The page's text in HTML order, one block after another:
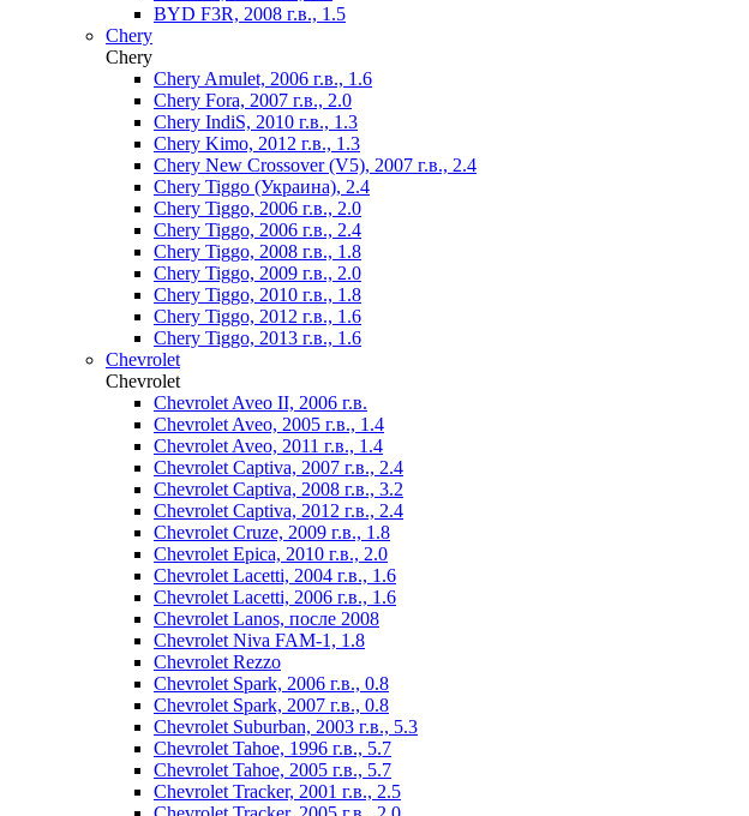
BYD F3R, 2008 г.в., 1.5
Chery
Chery
Chery Amulet, 2006 г.в., 1.6
Chery Fora, 2007 г.в., 2.0
Chery IndiS, 2010 г.в., 1.3
Chery Kimo, 2012 г.в., 1.3
Chery New Crossover (V5), 2007 г.в., 2.4
Chery Tiggo (Украина), 2.4
Chery Tiggo, 2006 г.в., 2.0
Chery Tiggo, 2006 г.в., 2.4
Chery Tiggo, 2008 г.в., 1.8
Chery Tiggo, 2009 г.в., 2.0
Chery Tiggo, 2010 г.в., 1.8
Chery Tiggo, 2012 г.в., 1.6
Chery Tiggo, 2013 г.в., 1.6
Chevrolet
Chevrolet
Chevrolet Aveo II, 2006 г.в.
Chevrolet Aveo, 2005 г.в., 1.4
Chevrolet Aveo, 2011 г.в., 1.4
Chevrolet Captiva, 2007 г.в., 2.4
Chevrolet Captiva, 2008 г.в., 3.2
Chevrolet Captiva, 2012 г.в., 2.4
Chevrolet Cruze, 2009 г.в., 1.8
Chevrolet Epica, 2010 г.в., 2.0
Chevrolet Lacetti, 2004 г.в., 1.6
Chevrolet Lacetti, 2006 г.в., 1.6
Chevrolet Lanos, после 2008
Chevrolet Niva FAM-1, 1.8
Chevrolet Rezzo
Chevrolet Spark, 2006 г.в., 0.8
Chevrolet Spark, 2007 г.в., 0.8
Chevrolet Suburban, 2003 г.в., 5.3
Chevrolet Tahoe, 1996 г.в., 5.7
Chevrolet Tahoe, 2005 г.в., 5.7
Chevrolet Tracker, 2001 г.в., 2.5